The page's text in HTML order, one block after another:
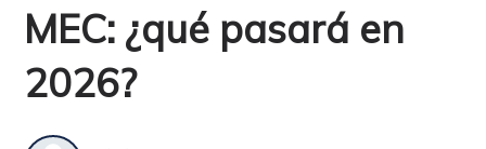
MEC: ¿qué pasará en
2026?